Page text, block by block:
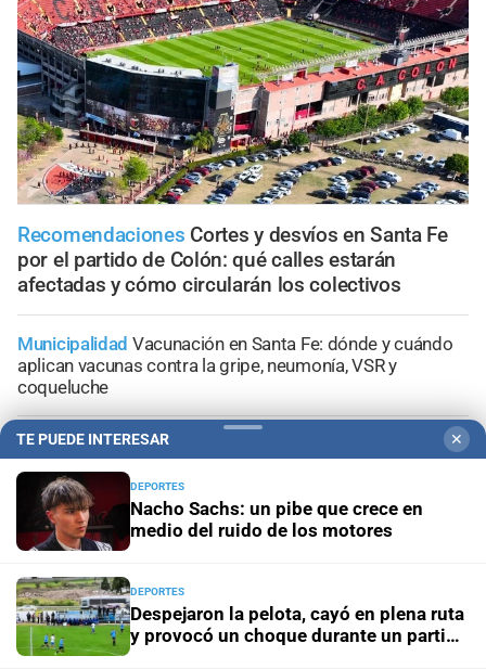
Recomendaciones Cortes y desvíos en Santa Fe
por el partido de Colón: qué calles estarán
afectadas y cómo circularán los colectivos
Municipalidad Vacunación en Santa Fe: dónde y cuándo
aplican vacunas contra la gripe, neumonía, VSR y
coqueluche
ActualizaciónSuben las multas en Santa Fe: cómo
quedarán los nuevos montos de las infracciones más
comunes
PronósticoDomingo frío y con cielo mayormente
Santa Fe ciudadEsmeralda Este II: la Villa Suramericana
que después de los Juegos será hogar de 346 familias
TE PUEDE INTERESAR ✕
DEPORTES
Nacho Sachs: un pibe que crece en
medio del ruido de los motores
DEPORTES
Despejaron la pelota, cayó en plena ruta
y provocó un choque durante un partido